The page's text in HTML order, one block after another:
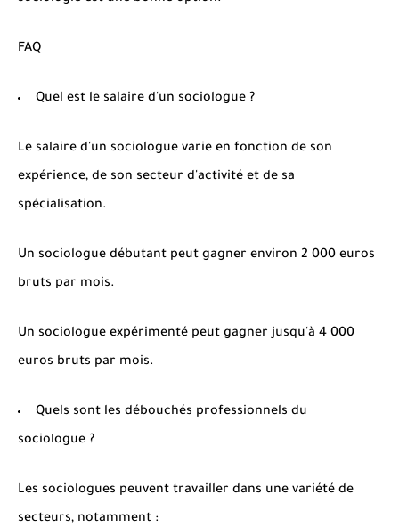
FAQ
Quel est le salaire d'un sociologue ?
Le salaire d'un sociologue varie en fonction de son
expérience, de son secteur d'activité et de sa
spécialisation.
Un sociologue débutant peut gagner environ 2 000 euros
bruts par mois.
Un sociologue expérimenté peut gagner jusqu'à 4 000
euros bruts par mois.
Quels sont les débouchés professionnels du
sociologue ?
Les sociologues peuvent travailler dans une variété de
secteurs, notamment :